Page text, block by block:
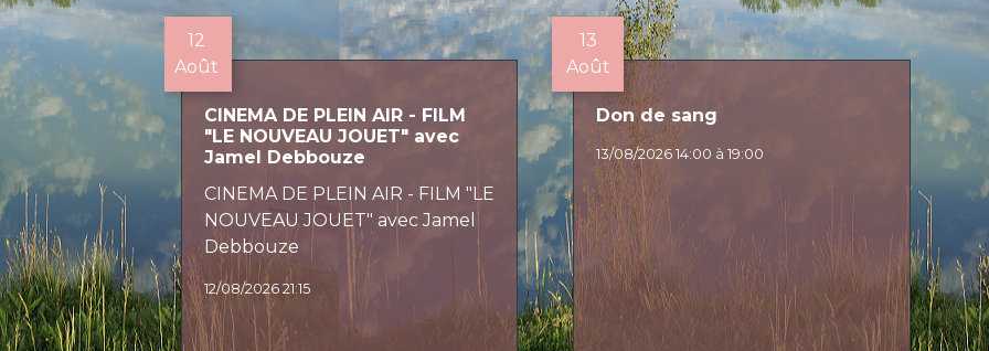
12
Août
CINEMA DE PLEIN AIR - FILM
"LE NOUVEAU JOUET" avec
Jamel Debbouze
CINEMA DE PLEIN AIR - FILM "LE
NOUVEAU JOUET" avec Jamel
Debbouze
12/08/2026 21:15
13
Août
Don de sang
13/08/2026 14:00 à 19:00